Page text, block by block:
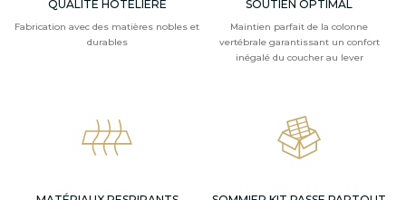
QUALITÉ HOTELIÈRE
Fabrication avec des matières nobles et
durables
SOUTIEN OPTIMAL
Maintien parfait de la colonne
vertébrale garantissant un confort
inégalé du coucher au lever